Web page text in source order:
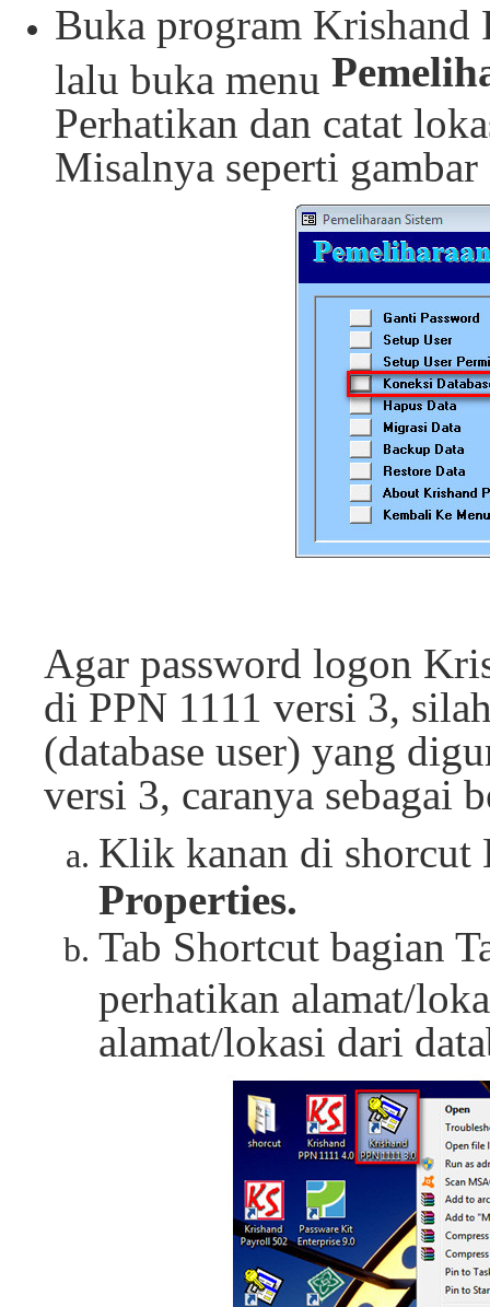
Buka program Krishand
lalu buka menu
Perhatikan dan catat
Misalnya seperti
Agar password logon
di PPN 1111 versi 3,
(database user) yang
versi 3, caranya sebagai
Klik kanan di shorcut
Properties.
Tab Shortcut bagian
perhatikan alamat/
alamat/lokasi dari